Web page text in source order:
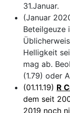
31.Januar.
(Januar
Beteilgeuze
Helligkeit
mag ab.
(1.79) oder
(01.11.19) R
dem seit
2019 noch